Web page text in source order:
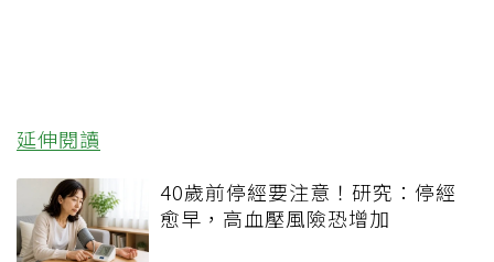
延伸閱讀
40歲前停經要注意！研究：停經
愈早，高血壓風險恐增加